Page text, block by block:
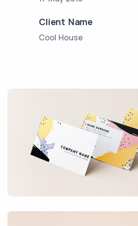
Client Name
Cool House